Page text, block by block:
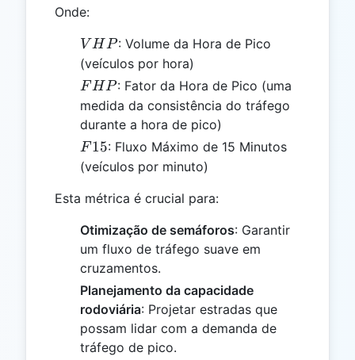
Onde:
VHP
V HP: Volume da Hora de Pico
(veículos por hora)
FHP
F HP: Fator da Hora de Pico (uma
medida da consistência do tráfego
durante a hora de pico)
F15
F 15: Fluxo Máximo de 15 Minutos
(veículos por minuto)
Esta métrica é crucial para:
Otimização de semáforos: Garantir
um fluxo de tráfego suave em
cruzamentos.
Planejamento da capacidade
rodoviária: Projetar estradas que
possam lidar com a demanda de
tráfego de pico.